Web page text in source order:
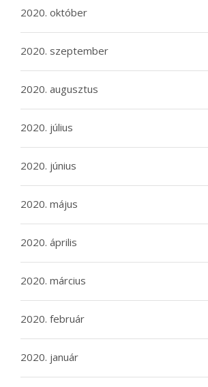
2020. október
2020. szeptember
2020. augusztus
2020. július
2020. június
2020. május
2020. április
2020. március
2020. február
2020. január